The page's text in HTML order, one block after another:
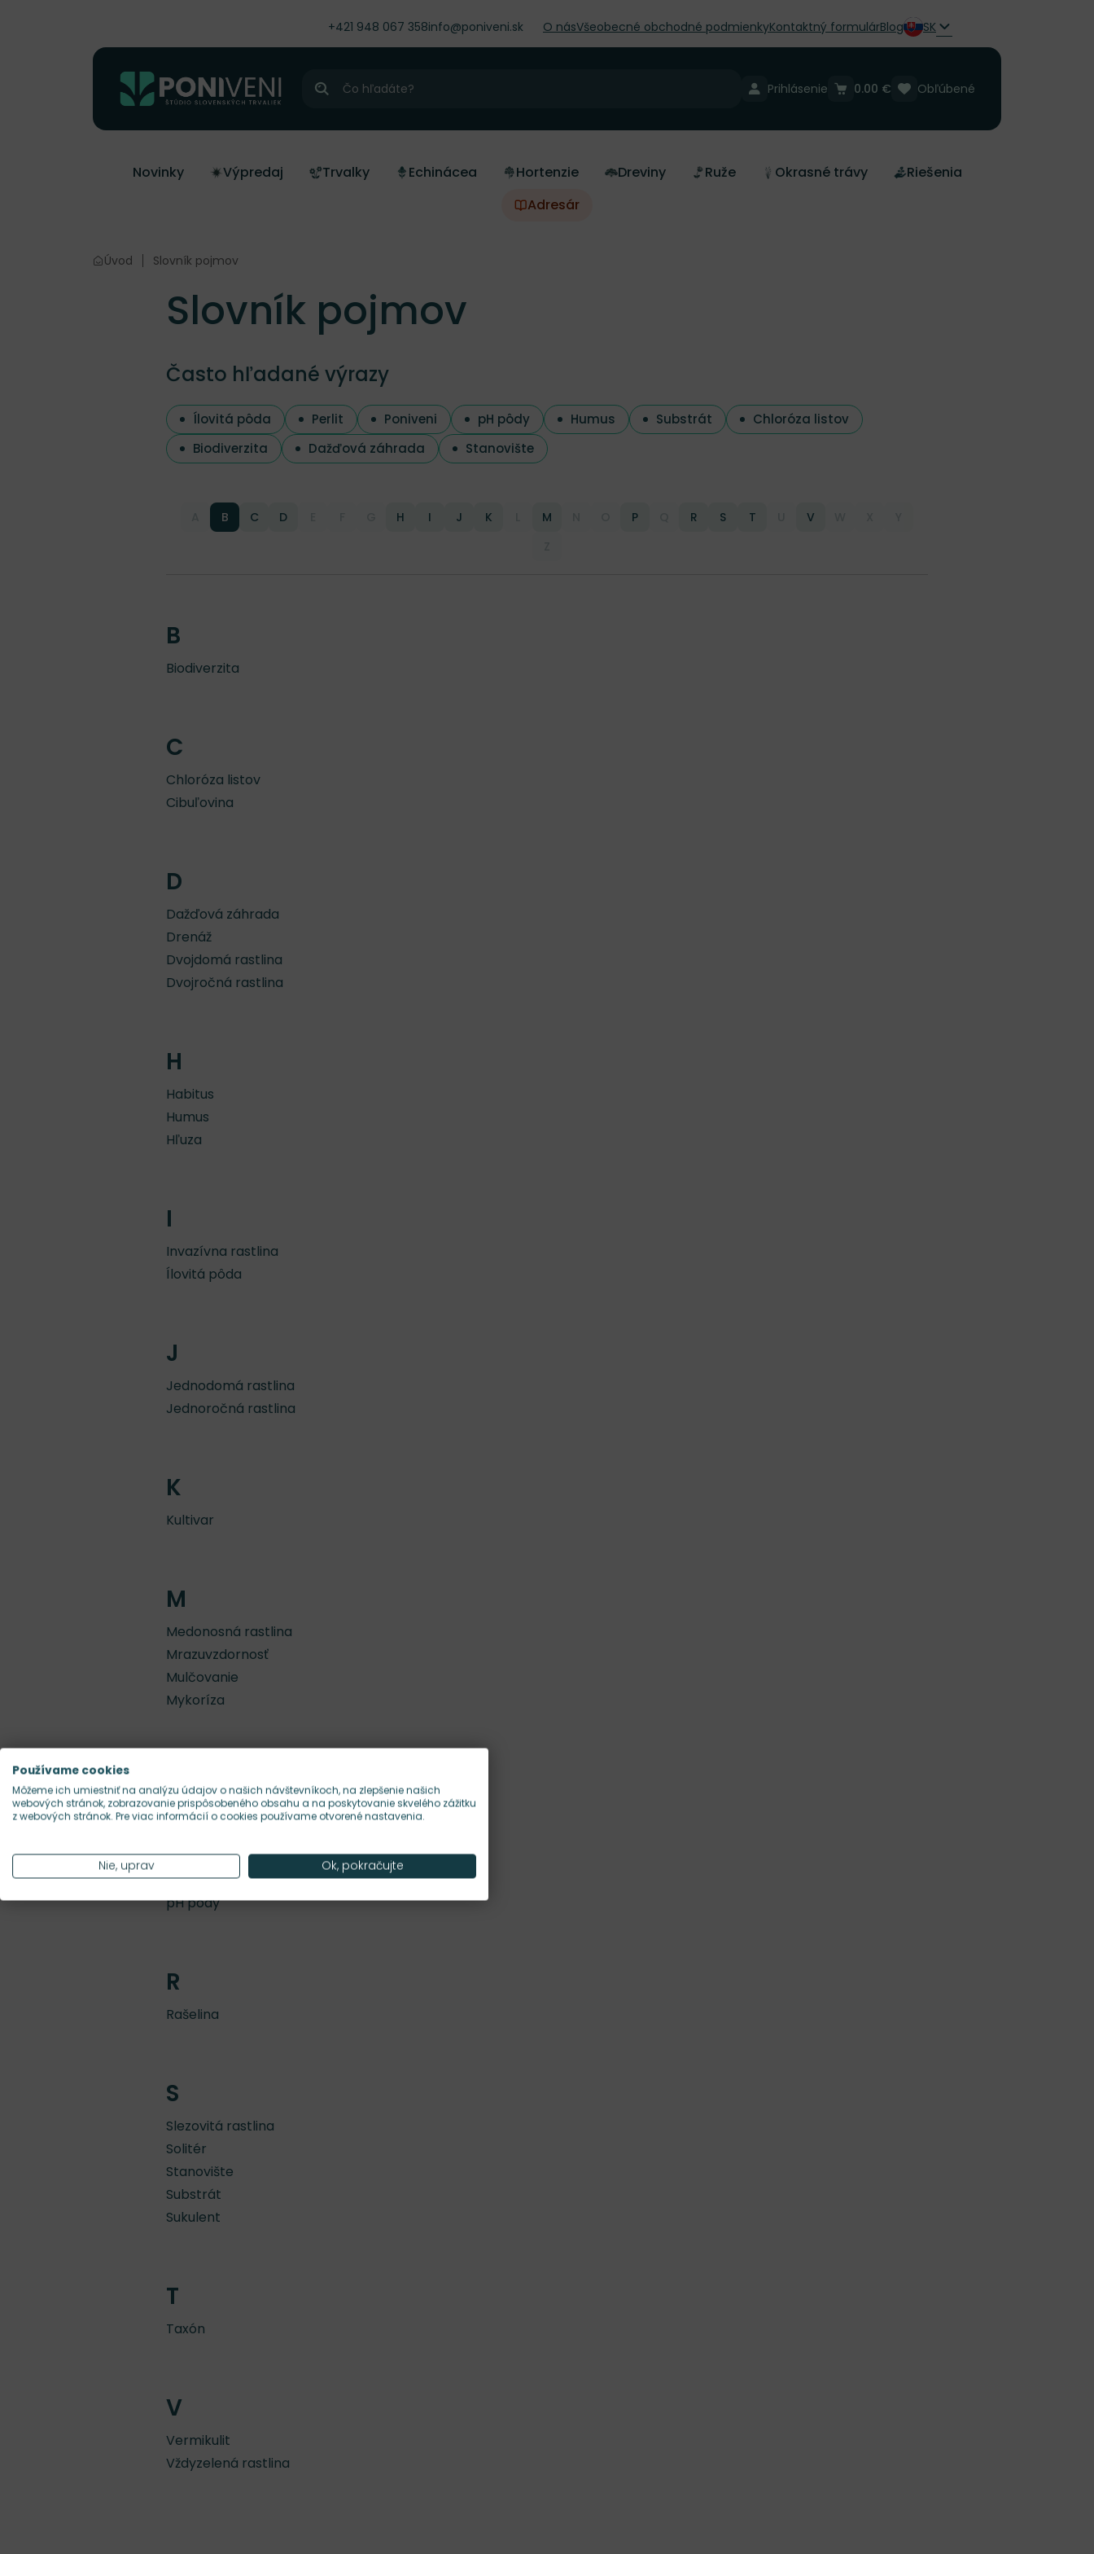
+421 948 067 358info@poniveni.sk O násVšeobecné obchodné podmienkyKontaktný formulárBlog SK
Hľadať
Prihlásenie Obľúbené
0.00 €
Novinky Výpredaj Trvalky Echinácea Hortenzie Dreviny Ruže Okrasné trávy
Riešenia
Adresár
Úvod Slovník pojmov
Slovník pojmov
Často hľadané výrazy
Ílovitá pôda Perlit Poniveni pH pôdy Humus Substrát
Chloróza listov
Biodiverzita
Dažďová záhrada Stanovište
B C D H I J K M P R S T V
B
Biodiverzita
C
Chloróza listov
Cibuľovina
D
Dažďová záhrada
Drenáž
Dvojdomá rastlina
Dvojročná rastlina
H
Habitus
Humus
Hľuza
I
Invazívna rastlina
Ílovitá pôda
J
Jednodomá rastlina
Jednoročná rastlina
K
Kultivar
M
Medonosná rastlina
Mrazuvzdornosť
Mulčovanie
Mykoríza
P
Parazitická rastlina
Podzemok
Poniveni
pH pôdy
R
Rašelina
S
Slezovitá rastlina
Solitér
Stanovište
Substrát
Sukulent
T
Taxón
V
Vermikulit
Vždyzelená rastlina
Používame cookies
Môžeme ich umiestniť na analýzu údajov o našich návštevníkoch, na zlepšenie našich
webových stránok, zobrazovanie prispôsobeného obsahu a na poskytovanie skvelého zážitku
z webových stránok. Pre viac informácií o cookies používame otvorené nastavenia.
Nie, uprav Ok, pokračujte